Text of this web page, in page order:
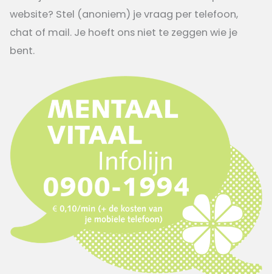
website? Stel (anoniem) je vraag per telefoon,
chat of mail. Je hoeft ons niet te zeggen wie je
bent.